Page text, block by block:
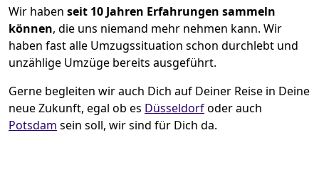
Wir haben seit 10 Jahren Erfahrungen sammeln
können, die uns niemand mehr nehmen kann. Wir
haben fast alle Umzugssituation schon durchlebt und
unzählige Umzüge bereits ausgeführt.
Gerne begleiten wir auch Dich auf Deiner Reise in Deine
neue Zukunft, egal ob es Düsseldorfoder auch
Potsdam sein soll, wir sind für Dich da.